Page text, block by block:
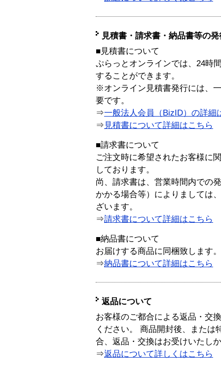
見積書・請求書・納品書等の
■見積書について
ぷらっとオンラインでは、24時
することができます。
※オンライン見積書発行には、
要です。
⇒一般法人会員（BizID）の詳細
⇒ 見積書について詳細はこちら
■請求書について
ご注文時に希望されたお客様に
しております。
尚、請求書は、営業時間内での
かかる場合等）によりましては
ざいます。
⇒請求書について詳細はこちら
■納品書について
お届けする商品に同梱致します。
⇒納品書について詳細はこちら
返品について
お客様のご都合による返品・交
ください。 商品開封後、または
合、返品・交換はお受けいたし
⇒返品について詳しくはこちら